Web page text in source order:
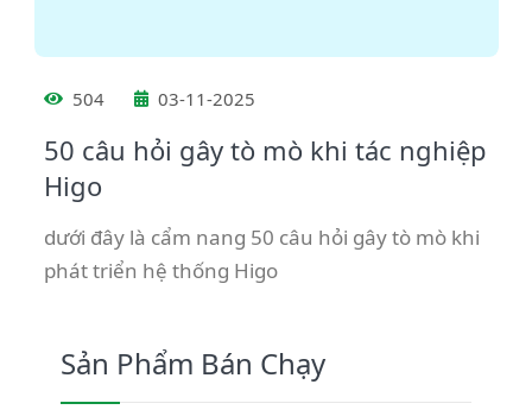
504 03-11-2025
50 câu hỏi gây tò mò khi tác nghiệp
Higo
dưới đây là cẩm nang 50 câu hỏi gây tò mò khi
phát triển hệ thống Higo
Sản Phẩm Bán Chạy